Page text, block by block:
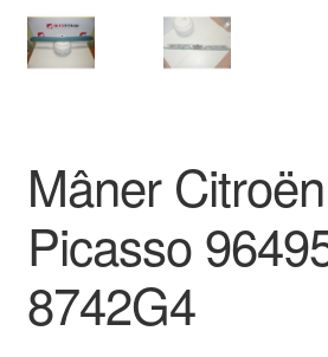
Plângere
Politică de confidențialitate
Procedura de reclamație
Termeni si conditii
Mâner
Picasso
8742G4